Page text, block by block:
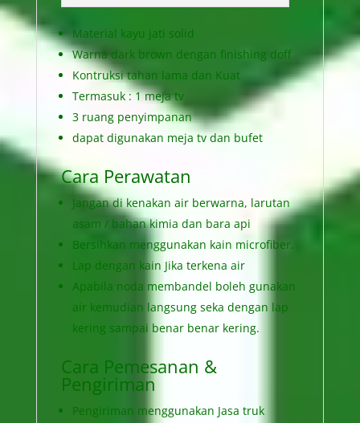
Material kayu jati solid
Warna dark brown dengan finishing doff
Kontruksi tahan lama dan Kuat
Termasuk : 1 meja tv
3 ruang penyimpanan
dapat digunakan meja tv dan bufet
Cara Perawatan
Jangan di kenakan air berwarna, larutan
asam / bahan kimia dan bara api
Bersihkan menggunakan kain microfiber.
Lap dengan kain Jika terkena air
Apabila noda membandel boleh gunakan
air kemudian langsung seka dengan lap
kering sampai benar benar kering.
Cara Pemesanan &
Pengiriman
Pengiriman menggunakan Jasa truk